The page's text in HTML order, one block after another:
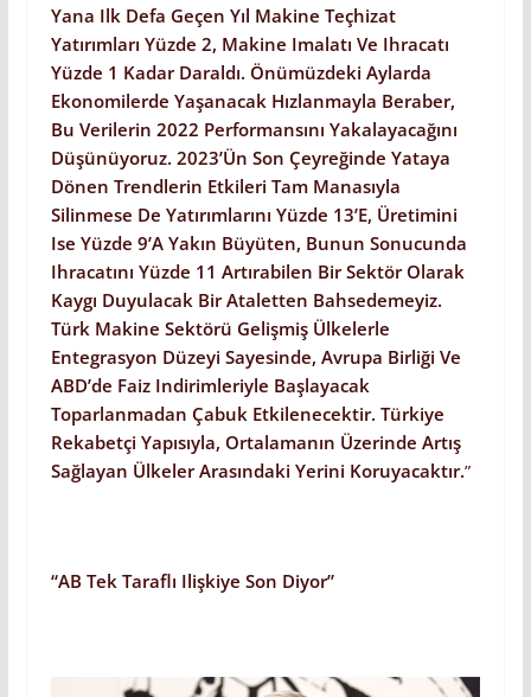
Yana Ilk Defa Geçen Yıl Makine Teçhizat
Yatırımları Yüzde 2, Makine Imalatı Ve Ihracatı
Yüzde 1 Kadar Daraldı. Önümüzdeki Aylarda
Ekonomilerde Yaşanacak Hızlanmayla Beraber,
Bu Verilerin 2022 Performansını Yakalayacağını
Düşünüyoruz. 2023’ün Son Çeyreğinde Yataya
Dönen Trendlerin Etkileri Tam Manasıyla
Silinmese De Yatırımlarını Yüzde 13’e, Üretimini
Ise Yüzde 9’a Yakın Büyüten, Bunun Sonucunda
Ihracatını Yüzde 11 Artırabilen Bir Sektör Olarak
Kaygı Duyulacak Bir Ataletten Bahsedemeyiz.
Türk Makine Sektörü Gelişmiş Ülkelerle
Entegrasyon Düzeyi Sayesinde, Avrupa Birliği Ve
ABD’de Faiz Indirimleriyle Başlayacak
Toparlanmadan Çabuk Etkilenecektir. Türkiye
Rekabetçi Yapısıyla, Ortalamanın Üzerinde Artış
Sağlayan Ülkeler Arasındaki Yerini Koruyacaktır.”
“AB Tek Taraflı Ilişkiye Son Diyor”